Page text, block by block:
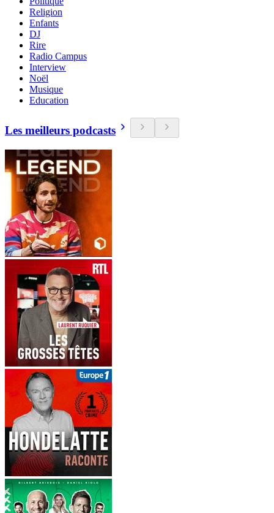
Religion
Enfants
DJ
Rire
Radio Campus
Interview
Noël
Musique
Education
Les meilleurs podcasts